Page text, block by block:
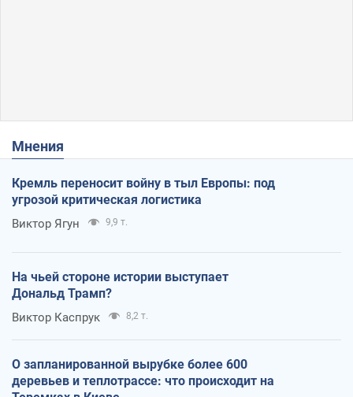
Мнения
Кремль переносит войну в тыл Европы: под
угрозой критическая логистика
Виктор Ягун 9,9 т.
На чьей стороне истории выступает
Дональд Трамп?
Виктор Каспрук 8,2 т.
О запланированной вырубке более 600
деревьев и теплотрассе: что происходит на